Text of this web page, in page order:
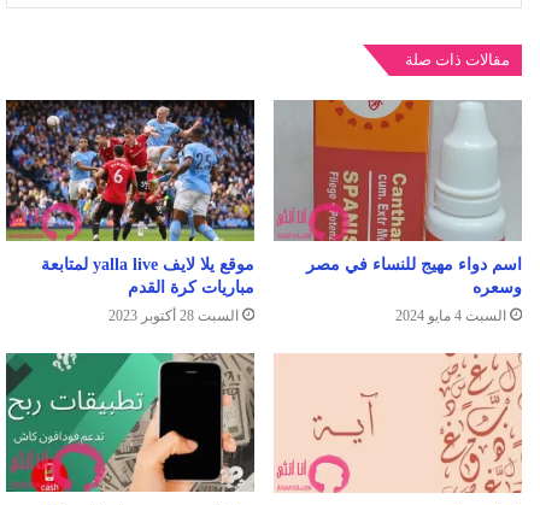
مقالات ذات صلة
اسم دواء مهيج للنساء في مصر
وسعره
السبت 4 مايو 2024
موقع يلا لايف yalla live لمتابعة
مباريات كرة القدم
السبت 28 أكتوبر 2023